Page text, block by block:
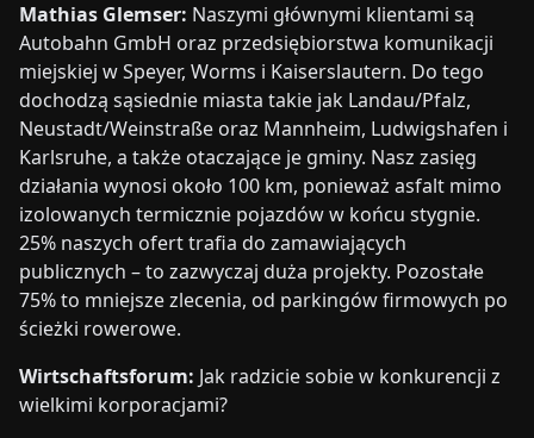
Mathias Glemser: Naszymi głównymi klientami są
Autobahn GmbH oraz przedsiębiorstwa komunikacji
miejskiej w Speyer, Worms i Kaiserslautern. Do tego
dochodzą sąsiednie miasta takie jak Landau/Pfalz,
Neustadt/Weinstraße oraz Mannheim, Ludwigshafen i
Karlsruhe, a także otaczające je gminy. Nasz zasięg
działania wynosi około 100 km, ponieważ asfalt mimo
izolowanych termicznie pojazdów w końcu stygnie.
25% naszych ofert trafia do zamawiających
publicznych – to zazwyczaj duża projekty. Pozostałe
75% to mniejsze zlecenia, od parkingów firmowych po
ścieżki rowerowe.
Wirtschaftsforum: Jak radzicie sobie w konkurencji z
wielkimi korporacjami?